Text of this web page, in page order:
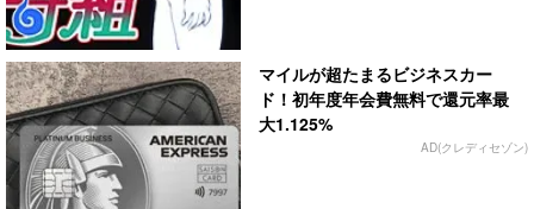
マイルが超たまるビジネスカー
ド！初年度年会費無料で還元率最
大1.125%
AD(クレディセゾン)